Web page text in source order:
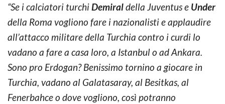
“Se i calciatori turchiDemiraldella Juventus e Under
della Roma vogliono fare i nazionalisti e applaudire
all’attacco militare della Turchia contro i curdi lo
vadano a fare a casa loro, a Istanbul o ad Ankara.
Sono pro Erdogan? Benissimo tornino a giocare in
Turchia, vadano al Galatasaray, al Besitkas, al
Fenerbahce o dove vogliono, così potranno